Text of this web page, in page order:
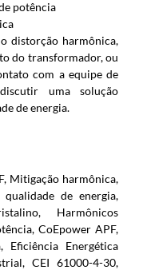
potência
distorção harmônica,
do transformador, ou
com a equipe de
uma solução
de energia.
Mitigação harmônica,
de energia,
Harmônicos
CoEpower APF,
Eficiência Energética
CEI 61000-4-30,